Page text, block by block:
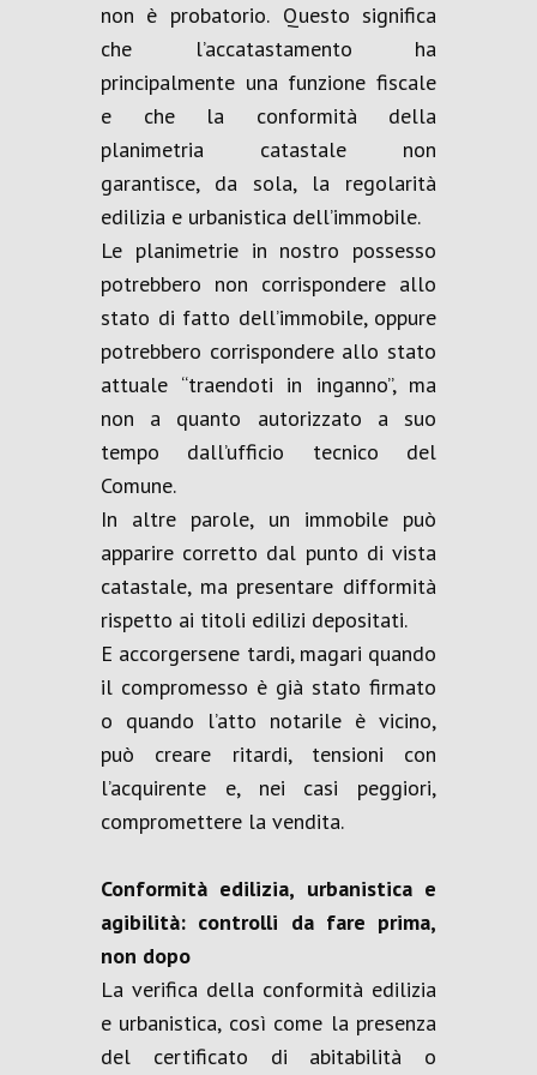
non è probatorio. Questo significa
che l’accatastamento ha
principalmente una funzione fiscale
e che la conformità della
planimetria catastale non
garantisce, da sola, la regolarità
edilizia e urbanistica dell’immobile.
Le planimetrie in nostro possesso
potrebbero non corrispondere allo
stato di fatto dell’immobile, oppure
potrebbero corrispondere allo stato
attuale “traendoti in inganno”, ma
non a quanto autorizzato a suo
tempo dall’ufficio tecnico del
Comune.
In altre parole, un immobile può
apparire corretto dal punto di vista
catastale, ma presentare difformità
rispetto ai titoli edilizi depositati.
E accorgersene tardi, magari quando
il compromesso è già stato firmato
o quando l’atto notarile è vicino,
può creare ritardi, tensioni con
l’acquirente e, nei casi peggiori,
compromettere la vendita.
Conformità edilizia, urbanistica e
agibilità: controlli da fare prima,
non dopo
La verifica della conformità edilizia
e urbanistica, così come la presenza
del certificato di abitabilità o